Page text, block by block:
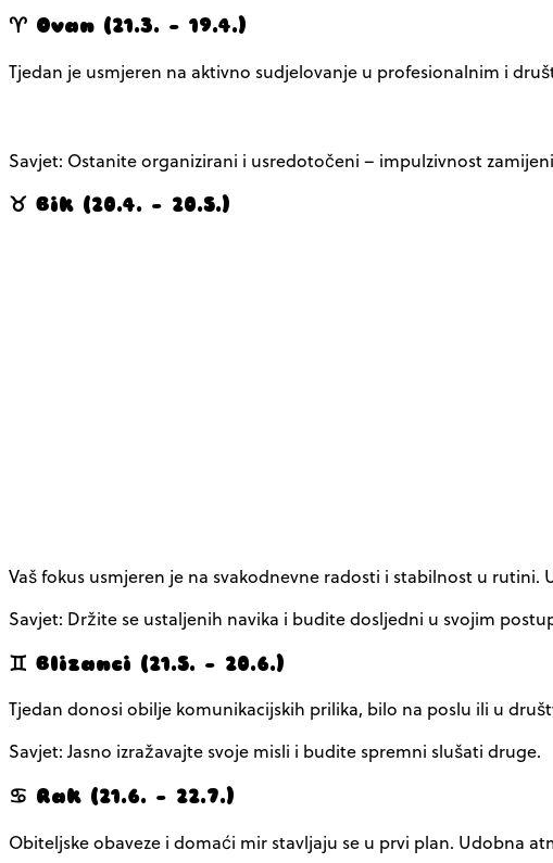
♈ Ovan (21.3. – 19.4.)
Tjedan je usmjeren na aktivno sudjelovanje u profesionalnim i
Savjet: Ostanite organizirani i usredotočeni – impulzivnost
♉ Bik (20.4. – 20.5.)
Vaš fokus usmjeren je na svakodnevne radosti i stabilnost u
Savjet: Držite se ustaljenih navika i budite dosljedni u svojim
♊ Blizanci (21.5. – 20.6.)
Tjedan donosi obilje komunikacijskih prilika, bilo na poslu ili u
Savjet: Jasno izražavajte svoje misli i budite spremni slušati druge.
♋ Rak (21.6. – 22.7.)
Obiteljske obaveze i domaći mir stavljaju se u prvi plan. Udobna